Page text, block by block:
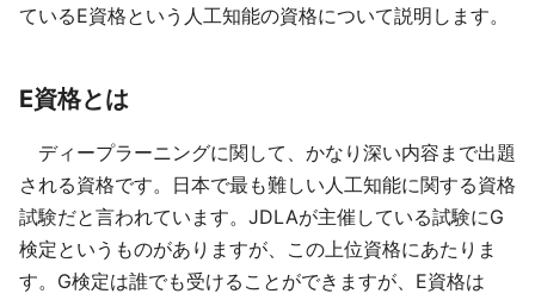
ているE資格という人工知能の資格について説明します。
E資格とは
ディープラーニングに関して、かなり深い内容まで出題
される資格です。日本で最も難しい人工知能に関する資格
試験だと言われています。JDLAが主催している試験にG
検定というものがありますが、この上位資格にあたりま
す。G検定は誰でも受けることができますが、E資格は